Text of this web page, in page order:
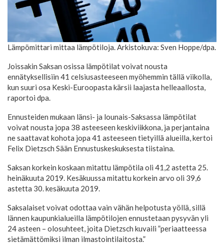
Lämpömittari mittaa lämpötiloja. Arkistokuva: Sven Hoppe/dpa.
Joissakin Saksan osissa lämpötilat voivat nousta
ennätyksellisiin 41 celsiusasteeseen myöhemmin tällä viikolla,
kun suuri osa Keski-Euroopasta kärsii laajasta helleaallosta,
raportoi dpa.
Ennusteiden mukaan länsi- ja lounais-Saksassa lämpötilat
voivat nousta jopa 38 asteeseen keskiviikkona, ja perjantaina
ne saattavat kohota jopa 41 asteeseen tietyillä alueilla, kertoi
Felix Dietzsch Sään Ennustuskeskuksesta tiistaina.
Saksan korkein koskaan mitattu lämpötila oli 41,2 astetta 25.
heinäkuuta 2019. Kesäkuussa mitattu korkein arvo oli 39,6
astetta 30. kesäkuuta 2019.
Saksalaiset voivat odottaa vain vähän helpotusta yöllä, sillä
lännen kaupunkialueilla lämpötilojen ennustetaan pysyvän yli
24 asteen – olosuhteet, joita Dietzsch kuvaili ”periaatteessa
sietämättömiksi ilman ilmastointilaitosta.”